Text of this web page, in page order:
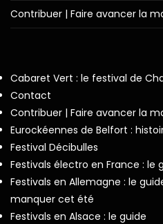
Contribuer | Faire avancer la
Cabaret Vert : le festival de
Contact
Contribuer | Faire avancer la
Eurockéennes de Belfort :
Festival Décibulles
Festivals électro en France : le
Festivals en Allemagne : le
manquer cet été
Festivals en Alsace : le guide